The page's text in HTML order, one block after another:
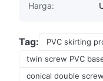
Harga:
Tag:
PVC skirting
twin screw PVC
conical double